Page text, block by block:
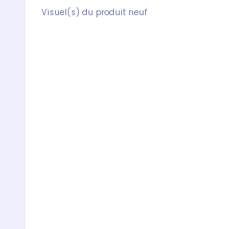
Visuel(s) du produit neuf